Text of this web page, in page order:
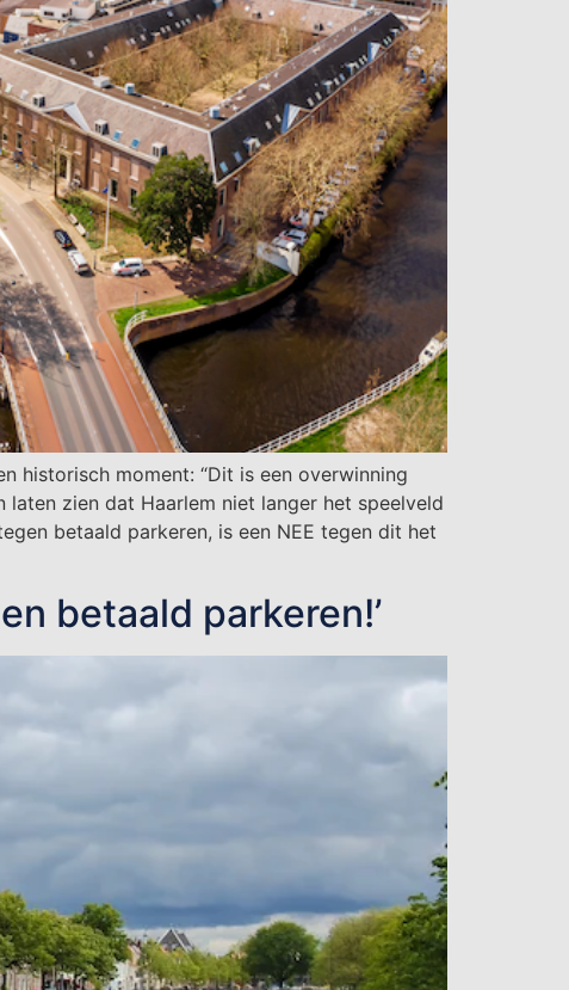
historisch moment: “Dit is een overwinning
zien dat Haarlem niet langer het speelveld
betaald parkeren, is een NEE tegen dit het
betaald parkeren!’